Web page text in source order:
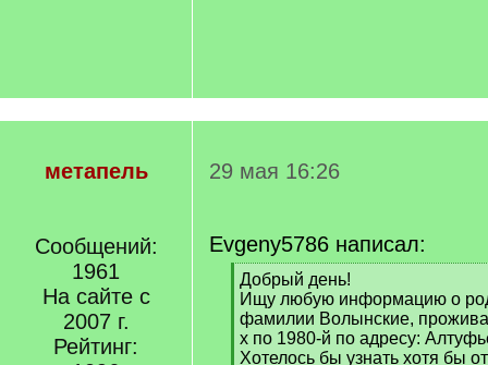
метапель
Сообщений:
1961
На сайте с
2007 г.
Рейтинг:
29 мая 16:26
Evgeny5786 написал:
[
q
]
Добрый день!
Ищу любую информацию о
фамилии Волынские,
х по 1980-й по адресу:
Хотелось бы узнать хотя бы